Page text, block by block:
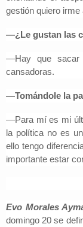
gestión quiero irme
—¿Le gustan las
—Hay que sacar
cansadoras.
—Tomándole la
—Para mí es mi
la política no es
ello tengo
importante estar
Evo Morales
domingo 20 se